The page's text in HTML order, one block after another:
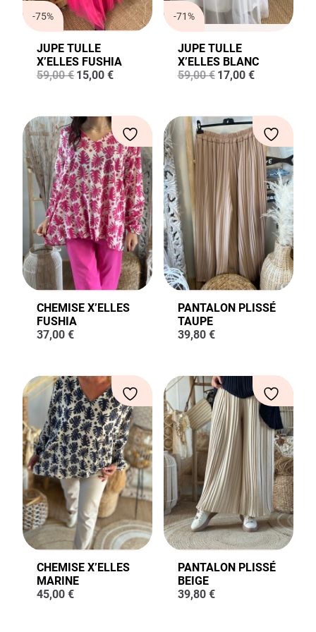
-75%
JUPE TULLE
X’ELLES FUSHIA
59,00€ Le
était :
59,00 €.
15,00 €Le
est :
15,00 €.
-71%
JUPE TULLE
X’ELLES BLANC
59,00€ Le
était :
59,00 €.
17,00 €Le
est :
17,00 €.
CHEMISE X’ELLES
FUSHIA
37,00 €
PANTALON PLISSÉ
TAUPE
39,80 €
CHEMISE X’ELLES
MARINE
45,00 €
PANTALON PLISSÉ
BEIGE
39,80 €